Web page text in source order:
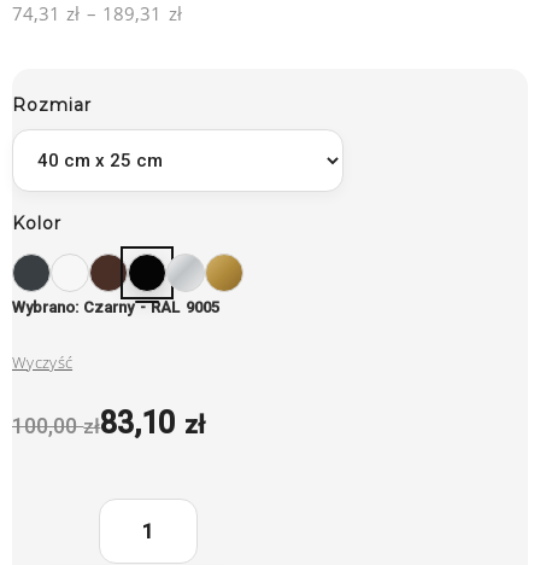
74,31zł – 189,31 zł
Rozmiar
Kolor
Wybrano: Czarny - RAL 9005
Wyczyść
100,00zł83,10 zł